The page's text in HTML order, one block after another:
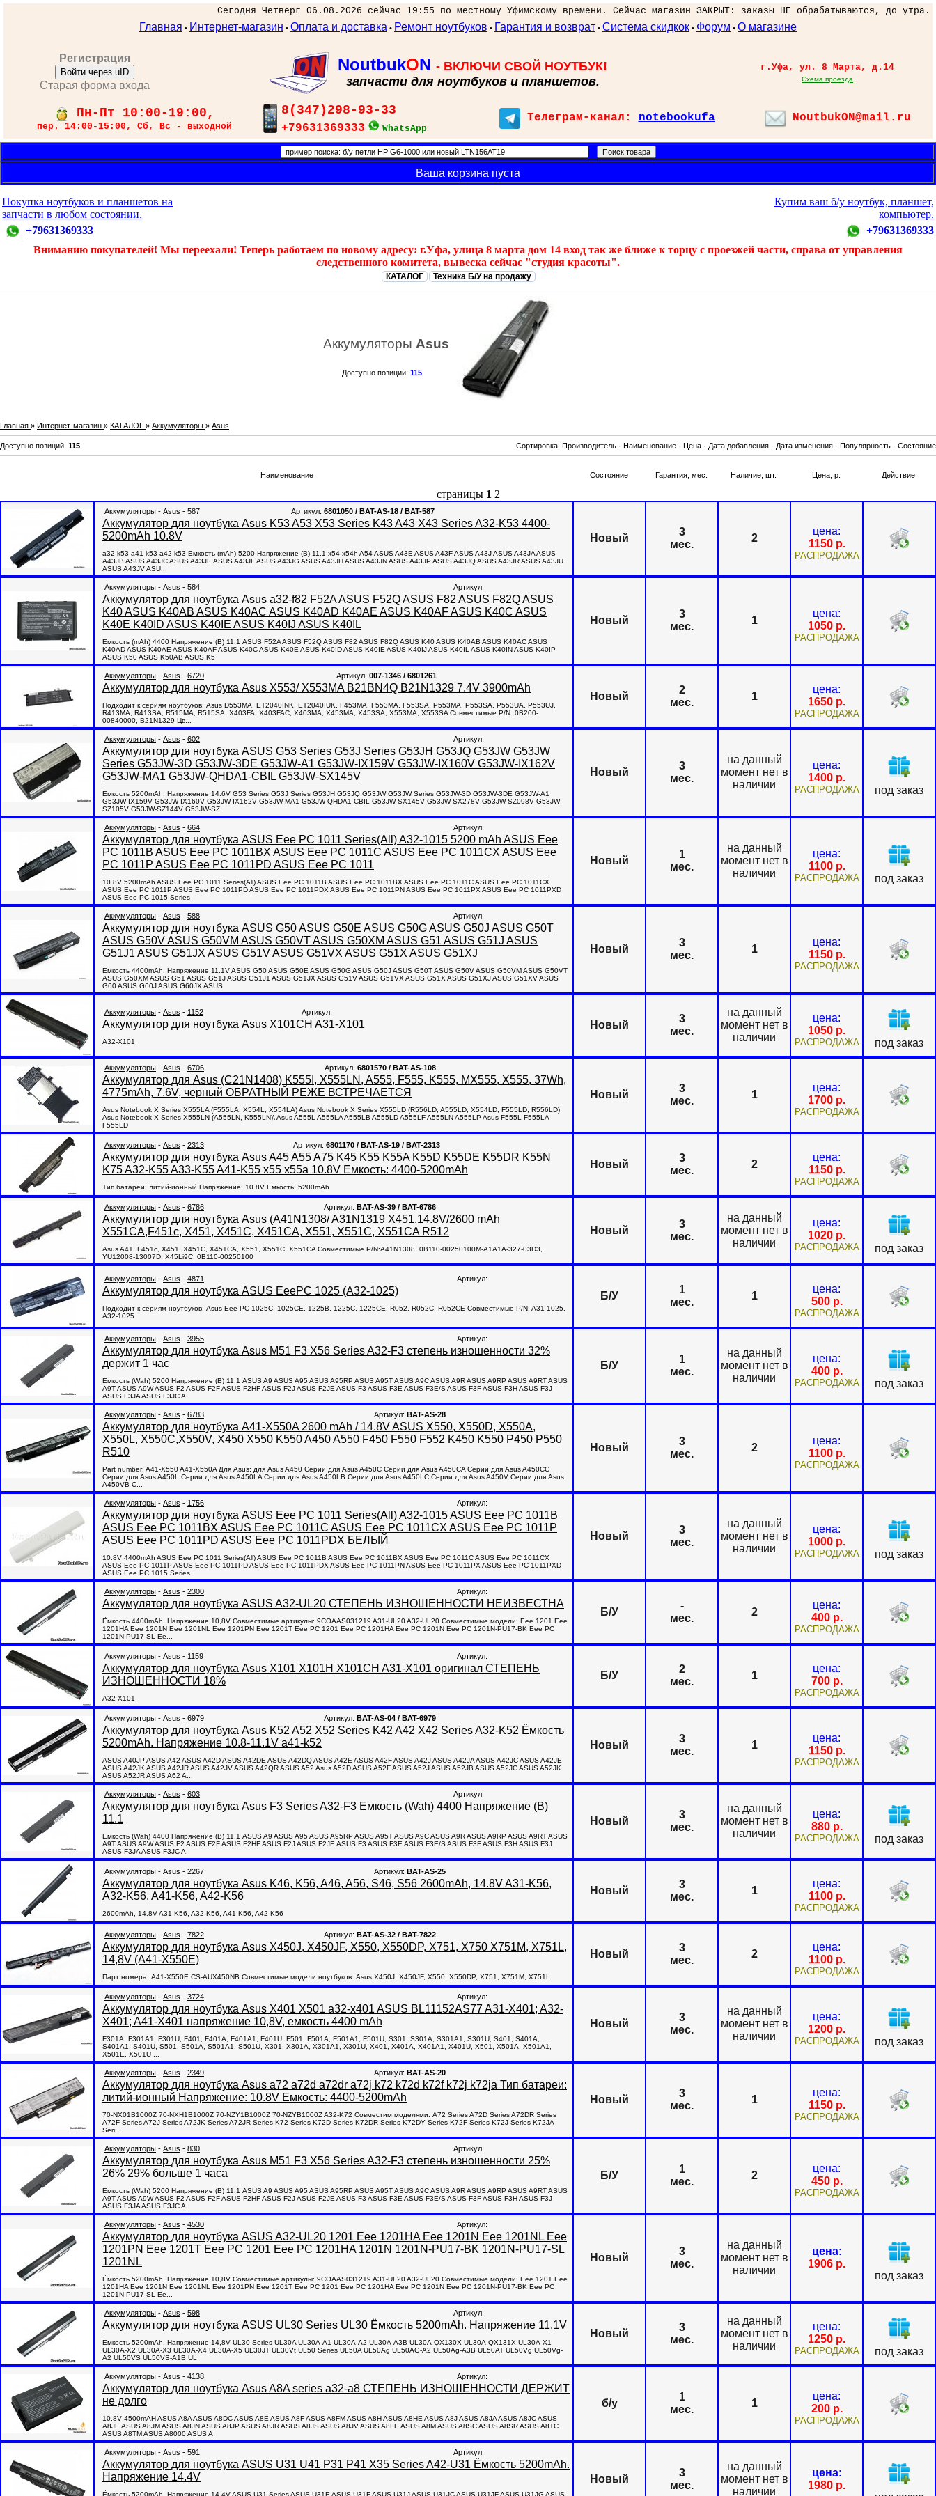
Сегодня Четверг 06.08.2026 сейчас 19:55 по местному Уфимскому времени. Сейчас магазин ЗАКРЫТ: заказы НЕ обрабатываются, до утра.
Главная • Интернет-магазин • Оплата и доставка • Ремонт ноутбуков • Гарантия и возврат • Система скидкок • Форум • О магазине
Регистрация
Войти через uID
Старая форма входа
NoutbukON - ВКЛЮЧИ СВОЙ НОУТБУК!
запчасти для ноутбуков и планшетов.
г.Уфа, ул. 8 Марта, д.14
Схема проезда
Пн-Пт 10:00-19:00,
пер. 14:00-15:00, Сб, Вс - выходной
8(347)298-93-33
+79631369333 WhatsApp
Телеграм-канал: notebookufa NoutbukON@mail.ru
Ваша корзина пуста
Покупка ноутбуков и планшетов на
запчасти в любом состоянии.
+79631369333
Купим ваш б/у ноутбук, планшет,
компьютер.
+79631369333
Вниманию покупателей! Мы переехали! Теперь работаем по новому адресу: г.Уфа, улица 8 марта дом 14 вход так же ближе к торцу с проезжей части, справа от управления
следственного комитета, вывеска сейчас "студия красоты".
КАТАЛОГ Техника Б/У на продажу
Аккумуляторы Asus
Доступно позиций: 115
Главная » Интернет-магазин » КАТАЛОГ » Аккумуляторы » Asus
Доступно позиций: 115 Сортировка: Производитель · Наименование · Цена · Дата добавления · Дата изменения · Популярность · Состояние
Наименование Состояние Гарантия, мес. Наличие, шт. Цена, р. Действие
страницы 1 2
Аккумуляторы - Asus - 587 Артикул: 6801050 / BAT-AS-18 / BAT-587
Аккумулятор для ноутбука Asus K53 A53 X53 Series K43 A43 X43 Series A32-K53 4400-
5200mAh 10.8V
a32-k53 a41-k53 a42-k53 Емкость (mAh) 5200 Напряжение (В) 11.1 x54 x54h A54 ASUS A43E ASUS A43F ASUS A43J ASUS A43JA ASUS
A43JB ASUS A43JC ASUS A43JE ASUS A43JF ASUS A43JG ASUS A43JH ASUS A43JN ASUS A43JP ASUS A43JQ ASUS A43JR ASUS A43JU
ASUS A43JV ASU...
Новый
3
мес.
2
цена:
1150р.
РАСПРОДАЖА
Аккумуляторы - Asus - 584 Артикул:
Аккумулятор для ноутбука Asus a32-f82 F52A ASUS F52Q ASUS F82 ASUS F82Q ASUS
K40 ASUS K40AB ASUS K40AC ASUS K40AD K40AE ASUS K40AF ASUS K40C ASUS
K40E K40ID ASUS K40IE ASUS K40IJ ASUS K40IL
Емкость (mAh) 4400 Напряжение (В) 11.1 ASUS F52A ASUS F52Q ASUS F82 ASUS F82Q ASUS K40 ASUS K40AB ASUS K40AC ASUS
K40AD ASUS K40AE ASUS K40AF ASUS K40C ASUS K40E ASUS K40ID ASUS K40IE ASUS K40IJ ASUS K40IL ASUS K40IN ASUS K40IP
ASUS K50 ASUS K50AB ASUS K5
Новый
3
мес.
1
цена:
1050 р.
РАСПРОДАЖА
Аккумуляторы - Asus - 6720 Артикул: 007-1346 / 6801261
Аккумулятор для ноутбука Asus X553/ X553MA B21BN4Q B21N1329 7.4V 3900mAh
Подходит к сериям ноутбуков: Asus D553MA, ET2040INK, ET2040IUK, F453MA, F553MA, F553SA, P553MA, P553SA, P553UA, P553UJ,
R413MA, R413SA, R515MA, R515SA, X403FA, X403FAC, X403MA, X453MA, X453SA, X553MA, X553SA Совместимые P/N: 0B200-
00840000, B21N1329 Цв...
Новый
2
мес.
1
цена:
1650 р.
РАСПРОДАЖА
Аккумуляторы - Asus - 602 Артикул:
Аккумулятор для ноутбука ASUS G53 Series G53J Series G53JH G53JQ G53JW G53JW
Series G53JW-3D G53JW-3DE G53JW-A1 G53JW-IX159V G53JW-IX160V G53JW-IX162V
G53JW-MA1 G53JW-QHDA1-CBIL G53JW-SX145V
Ёмкость 5200mAh. Напряжение 14.6V G53 Series G53J Series G53JH G53JQ G53JW G53JW Series G53JW-3D G53JW-3DE G53JW-A1
G53JW-IX159V G53JW-IX160V G53JW-IX162V G53JW-MA1 G53JW-QHDA1-CBIL G53JW-SX145V G53JW-SX278V G53JW-SZ098V G53JW-
SZ105V G53JW-SZ144V G53JW-SZ
Новый
3
мес.
на данный
момент нет в
наличии
цена:
1400 р.
РАСПРОДАЖА под заказ
Аккумуляторы - Asus - 664 Артикул:
Аккумулятор для ноутбука ASUS Eee PC 1011 Series(All) A32-1015 5200 mAh ASUS Eee
PC 1011B ASUS Eee PC 1011BX ASUS Eee PC 1011C ASUS Eee PC 1011CX ASUS Eee
PC 1011P ASUS Eee PC 1011PD ASUS Eee PC 1011
10.8V 5200mAh ASUS Eee PC 1011 Series(All) ASUS Eee PC 1011B ASUS Eee PC 1011BX ASUS Eee PC 1011C ASUS Eee PC 1011CX
ASUS Eee PC 1011P ASUS Eee PC 1011PD ASUS Eee PC 1011PDX ASUS Eee PC 1011PN ASUS Eee PC 1011PX ASUS Eee PC 1011PXD
ASUS Eee PC 1015 Series
Новый
1
мес.
на данный
момент нет в
наличии
цена:
1100р.
РАСПРОДАЖА под заказ
Аккумуляторы - Asus - 588 Артикул:
Аккумулятор для ноутбука ASUS G50 ASUS G50E ASUS G50G ASUS G50J ASUS G50T
ASUS G50V ASUS G50VM ASUS G50VT ASUS G50XM ASUS G51 ASUS G51J ASUS
G51J1 ASUS G51JX ASUS G51V ASUS G51VX ASUS G51X ASUS G51XJ
Ёмкость 4400mAh. Напряжение 11.1V ASUS G50 ASUS G50E ASUS G50G ASUS G50J ASUS G50T ASUS G50V ASUS G50VM ASUS G50VT
ASUS G50XM ASUS G51 ASUS G51J ASUS G51J1 ASUS G51JX ASUS G51V ASUS G51VX ASUS G51X ASUS G51XJ ASUS G51XV ASUS
G60 ASUS G60J ASUS G60JX ASUS
Новый
3
мес.
1
цена:
1150р.
РАСПРОДАЖА
Аккумуляторы - Asus - 1152 Артикул:
Аккумулятор для ноутбука Asus X101CH A31-X101
A32-X101
Новый
3
мес.
на данный
момент нет в
наличии
цена:
1050 р.
РАСПРОДАЖА под заказ
Аккумуляторы - Asus - 6706 Артикул: 6801570 / BAT-AS-108
Аккумулятор для Asus (C21N1408) K555I, X555LN, A555, F555, K555, MX555, X555, 37Wh,
4775mAh, 7.6V, черный ОБРАТНЫЙ РЕЖЕ ВСТРЕЧАЕТСЯ
Asus Notebook X Series X555LA (F555LA, X554L, X554LA) Asus Notebook X Series X555LD (R556LD, A555LD, X554LD, F555LD, R556LD)
Asus Notebook X Series X555LN (A555LN, K555LN)\ Asus A555L A555LA A555LB A555LD A555LF A555LN A555LP Asus F555L F555LA
F555LD
Новый
3
мес.
1
цена:
1700 р.
РАСПРОДАЖА
Аккумуляторы - Asus - 2313 Артикул: 6801170 / BAT-AS-19 / BAT-2313
Аккумулятор для ноутбука Asus A45 A55 A75 K45 K55 K55A K55D K55DE K55DR K55N
K75 A32-K55 A33-K55 A41-K55 x55 x55a 10.8V Емкость: 4400-5200mAh
Тип батареи: литий-ионный Напряжение: 10.8V Емкость: 5200mAh
Новый
3
мес.
2
цена:
1150р.
РАСПРОДАЖА
Аккумуляторы - Asus - 6786 Артикул: BAT-AS-39 / BAT-6786
Аккумулятор для ноутбука Asus (A41N1308/ A31N1319 X451,14.8V/2600 mAh
X551CA,F451c, X451, X451C, X451CA, X551, X551C, X551CA R512
Asus A41, F451c, X451, X451C, X451CA, X551, X551C, X551CA Совместимые P/N:A41N1308, 0B110-00250100M-A1A1A-327-03D3,
YU12008-13007D, X45Li9C, 0B110-00250100
Новый
3
мес.
на данный
момент нет в
наличии
цена:
1020 р.
РАСПРОДАЖА под заказ
Аккумуляторы - Asus - 4871 Артикул:
Аккумулятор для ноутбука ASUS EeePC 1025 (A32-1025)
Подходит к сериям ноутбуков: Asus Eee PC 1025C, 1025CE, 1225B, 1225C, 1225CE, R052, R052C, R052CE Совместимые P/N: A31-1025,
A32-1025
Б/У
1
мес.
1
цена:
500р.
РАСПРОДАЖА
Аккумуляторы - Asus - 3955 Артикул:
Аккумулятор для ноутбука Asus M51 F3 X56 Series A32-F3 степень изношенности 32%
держит 1 час
Емкость (Wah) 5200 Напряжение (В) 11.1 ASUS A9 ASUS A95 ASUS A95RP ASUS A95T ASUS A9C ASUS A9R ASUS A9RP ASUS A9RT ASUS
A9T ASUS A9W ASUS F2 ASUS F2F ASUS F2HF ASUS F2J ASUS F2JE ASUS F3 ASUS F3E ASUS F3E/S ASUS F3F ASUS F3H ASUS F3J
ASUS F3JA ASUS F3JC A
Б/У
1
мес.
на данный
момент нет в
наличии
цена:
400р.
РАСПРОДАЖА под заказ
Аккумуляторы - Asus - 6783 Артикул: BAT-AS-28
Аккумулятор для ноутбука A41-X550A 2600 mAh / 14.8V ASUS X550, X550D, X550A,
X550L, X550C,X550V, X450 X550 K550 A450 A550 F450 F550 F552 K450 K550 P450 P550
R510
Part number: A41-X550 A41-X550A Для Asus: для Asus A450 Серии для Asus A450C Серии для Asus A450CA Серии для Asus A450CC
Серии для Asus A450L Серии для Asus A450LA Серии для Asus A450LB Серии для Asus A450LC Серии для Asus A450V Серии для Asus
A450VB С...
Новый
3
мес.
2
цена:
1100р.
РАСПРОДАЖА
Аккумуляторы - Asus - 1756 Артикул:
Аккумулятор для ноутбука ASUS Eee PC 1011 Series(All) A32-1015 ASUS Eee PC 1011B
ASUS Eee PC 1011BX ASUS Eee PC 1011C ASUS Eee PC 1011CX ASUS Eee PC 1011P
ASUS Eee PC 1011PD ASUS Eee PC 1011PDX БЕЛЫЙ
10.8V 4400mAh ASUS Eee PC 1011 Series(All) ASUS Eee PC 1011B ASUS Eee PC 1011BX ASUS Eee PC 1011C ASUS Eee PC 1011CX
ASUS Eee PC 1011P ASUS Eee PC 1011PD ASUS Eee PC 1011PDX ASUS Eee PC 1011PN ASUS Eee PC 1011PX ASUS Eee PC 1011PXD
ASUS Eee PC 1015 Series
Новый
3
мес.
на данный
момент нет в
наличии
цена:
1000 р.
РАСПРОДАЖА под заказ
Аккумуляторы - Asus - 2300 Артикул:
Аккумулятор для ноутбука ASUS A32-UL20 СТЕПЕНЬ ИЗНОШЕННОСТИ НЕИЗВЕСТНА
Ёмкость 4400mAh. Напряжение 10,8V Совместимые артикулы: 9COAAS031219 A31-UL20 A32-UL20 Совместимые модели: Eee 1201 Eee
1201HA Eee 1201N Eee 1201NL Eee 1201PN Eee 1201T Eee PC 1201 Eee PC 1201HA Eee PC 1201N Eee PC 1201N-PU17-BK Eee PC
1201N-PU17-SL Ee...
Б/У
-
мес.
2
цена:
400р.
РАСПРОДАЖА
Аккумуляторы - Asus - 1159 Артикул:
Аккумулятор для ноутбука Asus X101 X101H X101CH A31-X101 оригинал СТЕПЕНЬ
ИЗНОШЕННОСТИ 18%
A32-X101
Б/У
2
мес.
1
цена:
700р.
РАСПРОДАЖА
Аккумуляторы - Asus - 6979 Артикул: BAT-AS-04 / BAT-6979
Аккумулятор для ноутбука Asus K52 A52 X52 Series K42 A42 X42 Series A32-K52 Ёмкость
5200mAh. Напряжение 10.8-11.1V a41-k52
ASUS A40JP ASUS A42 ASUS A42D ASUS A42DE ASUS A42DQ ASUS A42E ASUS A42F ASUS A42J ASUS A42JA ASUS A42JC ASUS A42JE
ASUS A42JK ASUS A42JR ASUS A42JV ASUS A42QR ASUS A52 Asus A52D ASUS A52F ASUS A52J ASUS A52JB ASUS A52JC ASUS A52JK
ASUS A52JR ASUS A62 A...
Новый
3
мес.
1
цена:
1150р.
РАСПРОДАЖА
Аккумуляторы - Asus - 603 Артикул:
Аккумулятор для ноутбука Asus F3 Series A32-F3 Емкость (Wah) 4400 Напряжение (В)
11.1
Емкость (Wah) 4400 Напряжение (В) 11.1 ASUS A9 ASUS A95 ASUS A95RP ASUS A95T ASUS A9C ASUS A9R ASUS A9RP ASUS A9RT ASUS
A9T ASUS A9W ASUS F2 ASUS F2F ASUS F2HF ASUS F2J ASUS F2JE ASUS F3 ASUS F3E ASUS F3E/S ASUS F3F ASUS F3H ASUS F3J
ASUS F3JA ASUS F3JC A
Новый
3
мес.
на данный
момент нет в
наличии
цена:
880р.
РАСПРОДАЖА под заказ
Аккумуляторы - Asus - 2267 Артикул: BAT-AS-25
Аккумулятор для ноутбука Asus K46, K56, A46, A56, S46, S56 2600mAh, 14.8V A31-K56,
A32-K56, A41-K56, A42-K56
2600mAh, 14.8V A31-K56, A32-K56, A41-K56, A42-K56
Новый
3
мес.
1
цена:
1100р.
РАСПРОДАЖА
Аккумуляторы - Asus - 7822 Артикул: BAT-AS-32 / BAT-7822
Аккумулятор для ноутбука Asus X450J, X450JF, X550, X550DP, X751, X750 X751M, X751L,
14,8V (A41-X550E)
Парт номера: A41-X550E CS-AUX450NB Совместимые модели ноутбуков: Asus X450J, X450JF, X550, X550DP, X751, X751M, X751L
Новый
3
мес.
2
цена:
1100р.
РАСПРОДАЖА
Аккумуляторы - Asus - 3724 Артикул:
Аккумулятор для ноутбука Asus X401 X501 a32-x401 ASUS BL11152AS77 A31-X401; A32-
X401; A41-X401 напряжение 10,8V, емкость 4400 mAh
F301A, F301A1, F301U, F401, F401A, F401A1, F401U, F501, F501A, F501A1, F501U, S301, S301A, S301A1, S301U, S401, S401A,
S401A1, S401U, S501, S501A, S501A1, S501U, X301, X301A, X301A1, X301U, X401, X401A, X401A1, X401U, X501, X501A, X501A1,
X501E, X501U ...
Новый
3
мес.
на данный
момент нет в
наличии
цена:
1200 р.
РАСПРОДАЖА под заказ
Аккумуляторы - Asus - 2349 Артикул: BAT-AS-20
Аккумулятор для ноутбука Asus a72 a72d a72dr a72j k72 k72d k72f k72j k72ja Тип батареи:
литий-ионный Напряжение: 10.8V Емкость: 4400-5200mAh
70-NX01B1000Z 70-NXH1B1000Z 70-NZY1B1000Z 70-NZYB1000Z A32-K72 Совместим моделями: A72 Series A72D Series A72DR Series
A72F Series A72J Series A72JK Series A72JR Series K72 Series K72D Series K72DR Series K72DY Series K72F Series K72J Series K72JA
Seri...
Новый
3
мес.
1
цена:
1150р.
РАСПРОДАЖА
Аккумуляторы - Asus - 830 Артикул:
Аккумулятор для ноутбука Asus M51 F3 X56 Series A32-F3 степень изношенности 25%
26% 29% больше 1 часа
Емкость (Wah) 5200 Напряжение (В) 11.1 ASUS A9 ASUS A95 ASUS A95RP ASUS A95T ASUS A9C ASUS A9R ASUS A9RP ASUS A9RT ASUS
A9T ASUS A9W ASUS F2 ASUS F2F ASUS F2HF ASUS F2J ASUS F2JE ASUS F3 ASUS F3E ASUS F3E/S ASUS F3F ASUS F3H ASUS F3J
ASUS F3JA ASUS F3JC A
Б/У
1
мес.
2
цена:
450р.
РАСПРОДАЖА
Аккумуляторы - Asus - 4530 Артикул:
Аккумулятор для ноутбука ASUS A32-UL20 1201 Eee 1201HA Eee 1201N Eee 1201NL Eee
1201PN Eee 1201T Eee PC 1201 Eee PC 1201HA 1201N 1201N-PU17-BK 1201N-PU17-SL
1201NL
Ёмкость 5200mAh. Напряжение 10,8V Совместимые артикулы: 9COAAS031219 A31-UL20 A32-UL20 Совместимые модели: Eee 1201 Eee
1201HA Eee 1201N Eee 1201NL Eee 1201PN Eee 1201T Eee PC 1201 Eee PC 1201HA Eee PC 1201N Eee PC 1201N-PU17-BK Eee PC
1201N-PU17-SL Ee...
Новый
3
мес.
на данный
момент нет в
наличии
цена:
1906 р.
под заказ
Аккумуляторы - Asus - 598 Артикул:
Аккумулятор для ноутбука ASUS UL30 Series UL30 Ёмкость 5200mAh. Напряжение 11,1V
Ёмкость 5200mAh. Напряжение 14,8V UL30 Series UL30A UL30A-A1 UL30A-A2 UL30A-A3B UL30A-QX130X UL30A-QX131X UL30A-X1
UL30A-X2 UL30A-X3 UL30A-X4 UL30A-X5 UL30JT UL30Vt UL50 Series UL50A UL50Ag UL50AG-A2 UL50Ag-A3B UL50AT UL50Vg UL50Vg-
A2 UL50VS UL50VS-A1B UL
Новый
3
мес.
на данный
момент нет в
наличии
цена:
1250 р.
РАСПРОДАЖА под заказ
Аккумуляторы - Asus - 4138 Артикул:
Аккумулятор для ноутбука Asus A8A series a32-a8 СТЕПЕНЬ ИЗНОШЕННОСТИ ДЕРЖИТ
не долго
10.8V 4500mAH ASUS A8A ASUS A8DC ASUS A8E ASUS A8F ASUS A8FM ASUS A8H ASUS A8HE ASUS A8J ASUS A8JA ASUS A8JC ASUS
A8JE ASUS A8JM ASUS A8JN ASUS A8JP ASUS A8JR ASUS A8JS ASUS A8JV ASUS A8LE ASUS A8M ASUS A8SC ASUS A8SR ASUS A8TC
ASUS A8TM ASUS A8000 ASUS A
б/у
1
мес.
1
цена:
200р.
РАСПРОДАЖА
Аккумуляторы - Asus - 591 Артикул:
Аккумулятор для ноутбука ASUS U31 U41 P31 P41 X35 Series A42-U31 Ёмкость 5200mAh.
Напряжение 14.4V
Ёмкость 5200mAh. Напряжение 14.4V ASUS U31 Series ASUS U31E ASUS U31F ASUS U31J ASUS U31JC ASUS U31JF ASUS U31JG ASUS
Новый
3
мес.
на данный
момент нет в
наличии
цена:
1980 р.